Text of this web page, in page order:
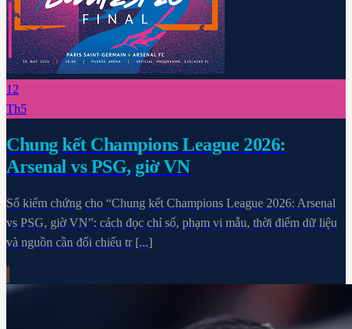
12
Th5
Chung kết Champions League 2026:
Arsenal vs PSG, giờ VN
Sổ kiểm chứng cho “Chung kết Champions League 2026: Arsenal
vs PSG, giờ VN”: cách đọc chỉ số, phạm vi mẫu, thời điểm dữ liệu
và nguồn cần đối chiếu tr [...]